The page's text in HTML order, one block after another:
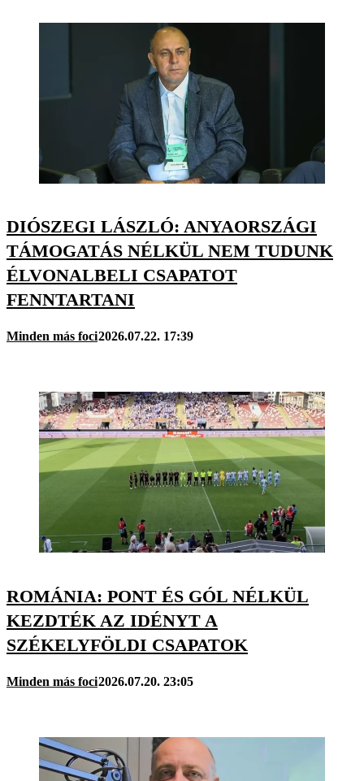
DIÓSZEGI LÁSZLÓ: ANYAORSZÁGI
TÁMOGATÁS NÉLKÜL NEM TUDUNK
ÉLVONALBELI CSAPATOT
FENNTARTANI
Minden más foci2026.07.22. 17:39
ROMÁNIA: PONT ÉS GÓL NÉLKÜL
KEZDTÉK AZ IDÉNYT A
SZÉKELYFÖLDI CSAPATOK
Minden más foci2026.07.20. 23:05